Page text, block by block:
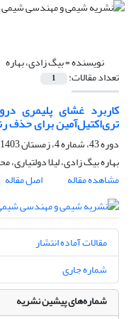
نویسنده =بیگ زادی، بهاره
تعداد مقالات: 1
کاربرد غشای پلیمری
تر‌ی‌‌اکتیل‌‌آمین برای حذف
دوره 43، شماره 4، زمستان 1403، صفحه
بهاره بیگ زادی، لیلا دولتیاری،
مشاهده مقاله
اصل مقاله
مقالات آماده انتشار
شماره جاری
شماره‌های پیشین نشریه